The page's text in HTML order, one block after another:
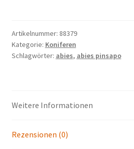
Artikelnummer: 88379
Kategorie: Koniferen
Schlagwörter: abies, abies pinsapo
Weitere Informationen
Rezensionen (0)